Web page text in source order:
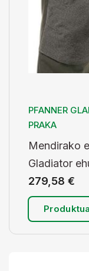
PFANNER
PRAKA
Mendirako
Gladiator
279,58 €